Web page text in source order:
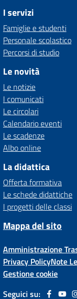
I servizi
Famiglie e studenti
Personale scolastico
Percorsi di studio
Le novità
Le notizie
I comunicati
Le circolari
Calendario eventi
Le scadenze
Albo online
La didattica
Offerta formativa
Le schede didattiche
I progetti delle classi
Mappa del sito
Amministrazione
Privacy PolicyNote
Gestione cookie
Seguici su: